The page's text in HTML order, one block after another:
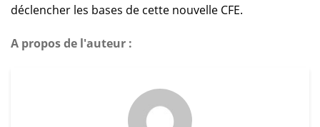
déclencher les bases de cette nouvelle CFE.
A propos de l'auteur :